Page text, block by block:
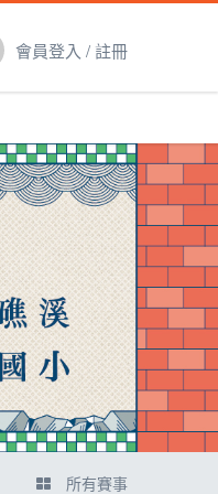
會員登入 / 註冊
所有賽事